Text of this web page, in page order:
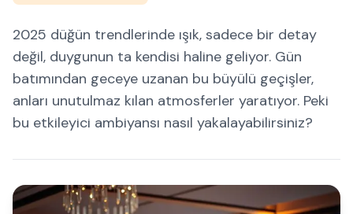
2025 düğün trendlerinde ışık, sadece bir detay
değil, duygunun ta kendisi haline geliyor. Gün
batımından geceye uzanan bu büyülü geçişler,
anları unutulmaz kılan atmosferler yaratıyor. Peki
bu etkileyici ambiyansı nasıl yakalayabilirsiniz?